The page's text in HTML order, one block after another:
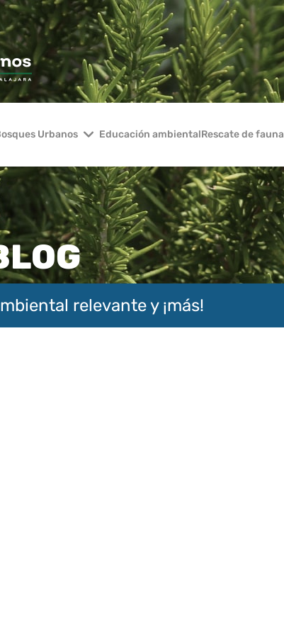
Urbanos Educación ambientalRescate de fauna
relevante y ¡más!